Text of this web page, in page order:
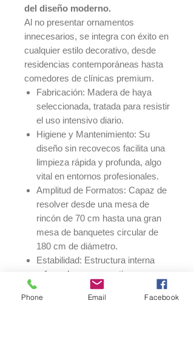
del diseño moderno.
Al no presentar ornamentos
innecesarios, se integra con éxito en
cualquier estilo decorativo, desde
residencias contemporáneas hasta
comedores de clínicas premium.
Fabricación: Madera de haya
seleccionada, tratada para resistir
el uso intensivo diario.
Higiene y Mantenimiento: Su
diseño sin recovecos facilita una
limpieza rápida y profunda, algo
vital en entornos profesionales.
Amplitud de Formatos: Capaz de
resolver desde una mesa de
rincón de 70 cm hasta una gran
mesa de banquetes circular de
180 cm de diámetro.
Estabilidad: Estructura interna
reforzada para garantizar un uso
seguro y sin vibraciones.
Phone Email Facebook